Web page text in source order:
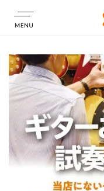
店舗情報